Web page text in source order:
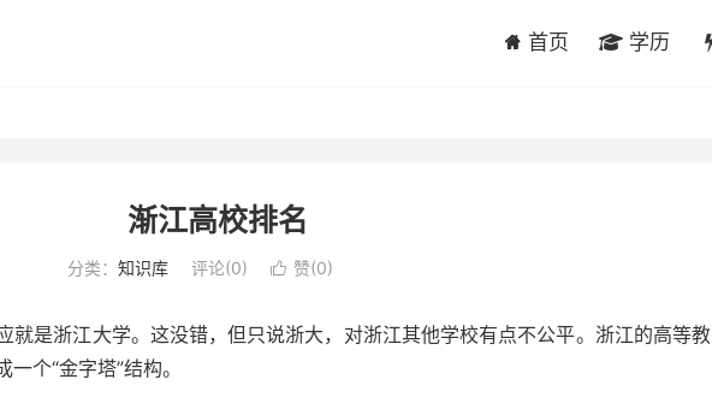
首页 学历
渐江高校排名
分类： 知识库 评论(0)  赞(0)
就是浙江大学。这没错，但只说浙大，对浙江其他学校有点不公平。浙江的高等教
个“金字塔”结构。